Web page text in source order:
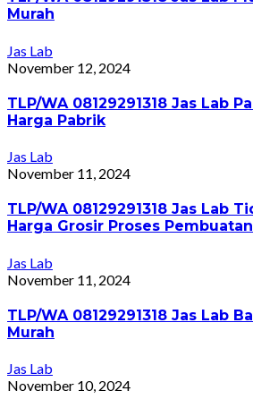
Murah
Jas Lab
November 12, 2024
TLP/WA 08129291318 Jas Lab
Harga Pabrik
Jas Lab
November 11, 2024
TLP/WA 08129291318 Jas Lab
Harga Grosir Proses
Jas Lab
November 11, 2024
TLP/WA 08129291318 Jas Lab
Murah
Jas Lab
November 10, 2024